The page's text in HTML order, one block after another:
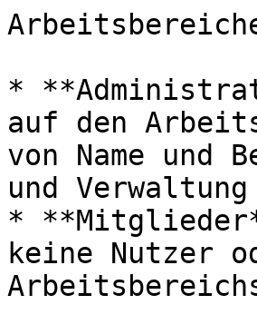
*
auf den
von Name und
und
*
keine Nutzer